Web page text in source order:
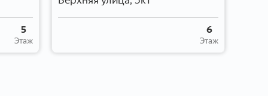
Этаж
5
Этаж
6